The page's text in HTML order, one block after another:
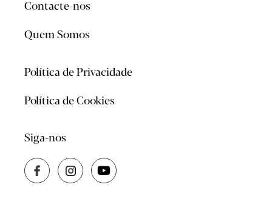
Contacte-nos
Quem Somos
Política de Privacidade
Política de Cookies
Siga-nos